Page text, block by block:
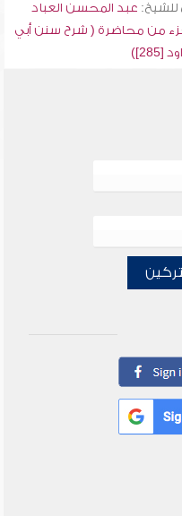
للشيخ: عبد المحسن العباد
من محاضرة ( شرح سنن أبي
[285])